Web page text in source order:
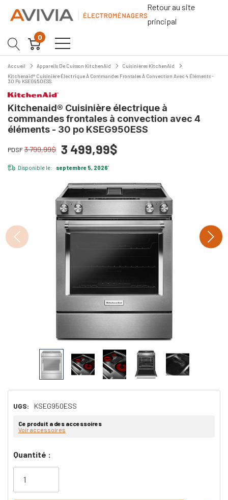
Retour au site
principal
0
Accueil Appareils De Cuisson KitchenAid
Cuisinières KitchenAid
Kitchenaid® Cuisinière Électrique À Commandes Frontales À Convection Avec 4 Éléments -
30 Po KSEG950ESS
Kitchenaid® Cuisinière électrique à
commandes frontales à convection avec 4
éléments - 30 po KSEG950ESS
PDSF 3 799,99$ 3 499,99$
Disponible le: septembre 5, 2026*
UGS: KSEG950ESS
Ce produit a des accessoires
Voir accessoires
Dépêchez-
vous!
Quantité :